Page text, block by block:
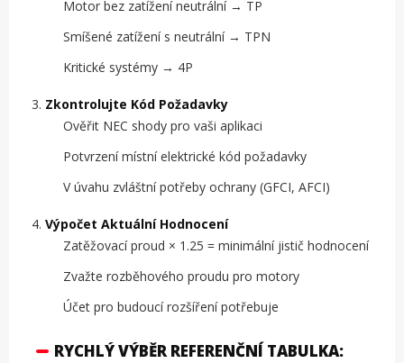
Motor bez zatížení neutrální → TP
Smíšené zatížení s neutrální → TPN
Kritické systémy → 4P
Zkontrolujte Kód Požadavky
Ověřit NEC shody pro vaši aplikaci
Potvrzení místní elektrické kód požadavky
V úvahu zvláštní potřeby ochrany (GFCI, AFCI)
Výpočet Aktuální Hodnocení
Zatěžovací proud × 1.25 = minimální jistič hodnocení
Zvažte rozběhového proudu pro motory
Účet pro budoucí rozšíření potřebuje
RYCHLÝ VÝBĚR REFERENČNÍ TABULKA: